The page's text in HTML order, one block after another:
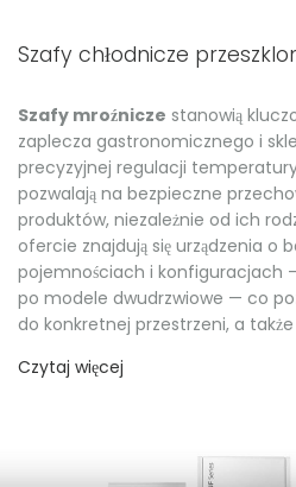
Szafy chłodnicze
Szafy mroźnicze stanowią
zaplecza gastronomicznego i
precyzyjnej regulacji
pozwalają na bezpieczne
produktów, niezależnie od ich
ofercie znajdują się urządzenia o
pojemnościach i konfiguracjach
po modele dwudrzwiowe — co
do konkretnej przestrzeni, a
Czytaj więcej